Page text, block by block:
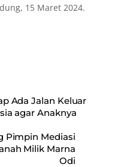
15 Maret 2024.
Ada Jalan Keluar
agar Anaknya
Pimpin Mediasi
Milik Marna
Odi